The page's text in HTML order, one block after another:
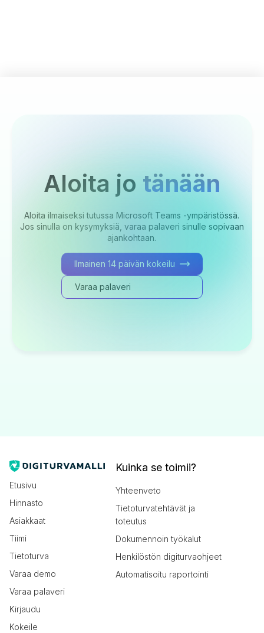
Aloita jo tänään
Aloita ilmaiseksi tutussa Microsoft Teams -ympäristössä.
Jos sinulla on kysymyksiä, varaa palaveri sinulle sopivaan
ajankohtaan.
Ilmainen 14 päivän kokeilu
Varaa palaveri
Etusivu
Hinnasto
Asiakkaat
Tiimi
Tietoturva
Varaa demo
Varaa palaveri
Kirjaudu
Kokeile
Kuinka se toimii?
Yhteenveto
Tietoturvatehtävät ja
toteutus
Dokumennoin työkalut
Henkilöstön digiturvaohjeet
Automatisoitu raportointi